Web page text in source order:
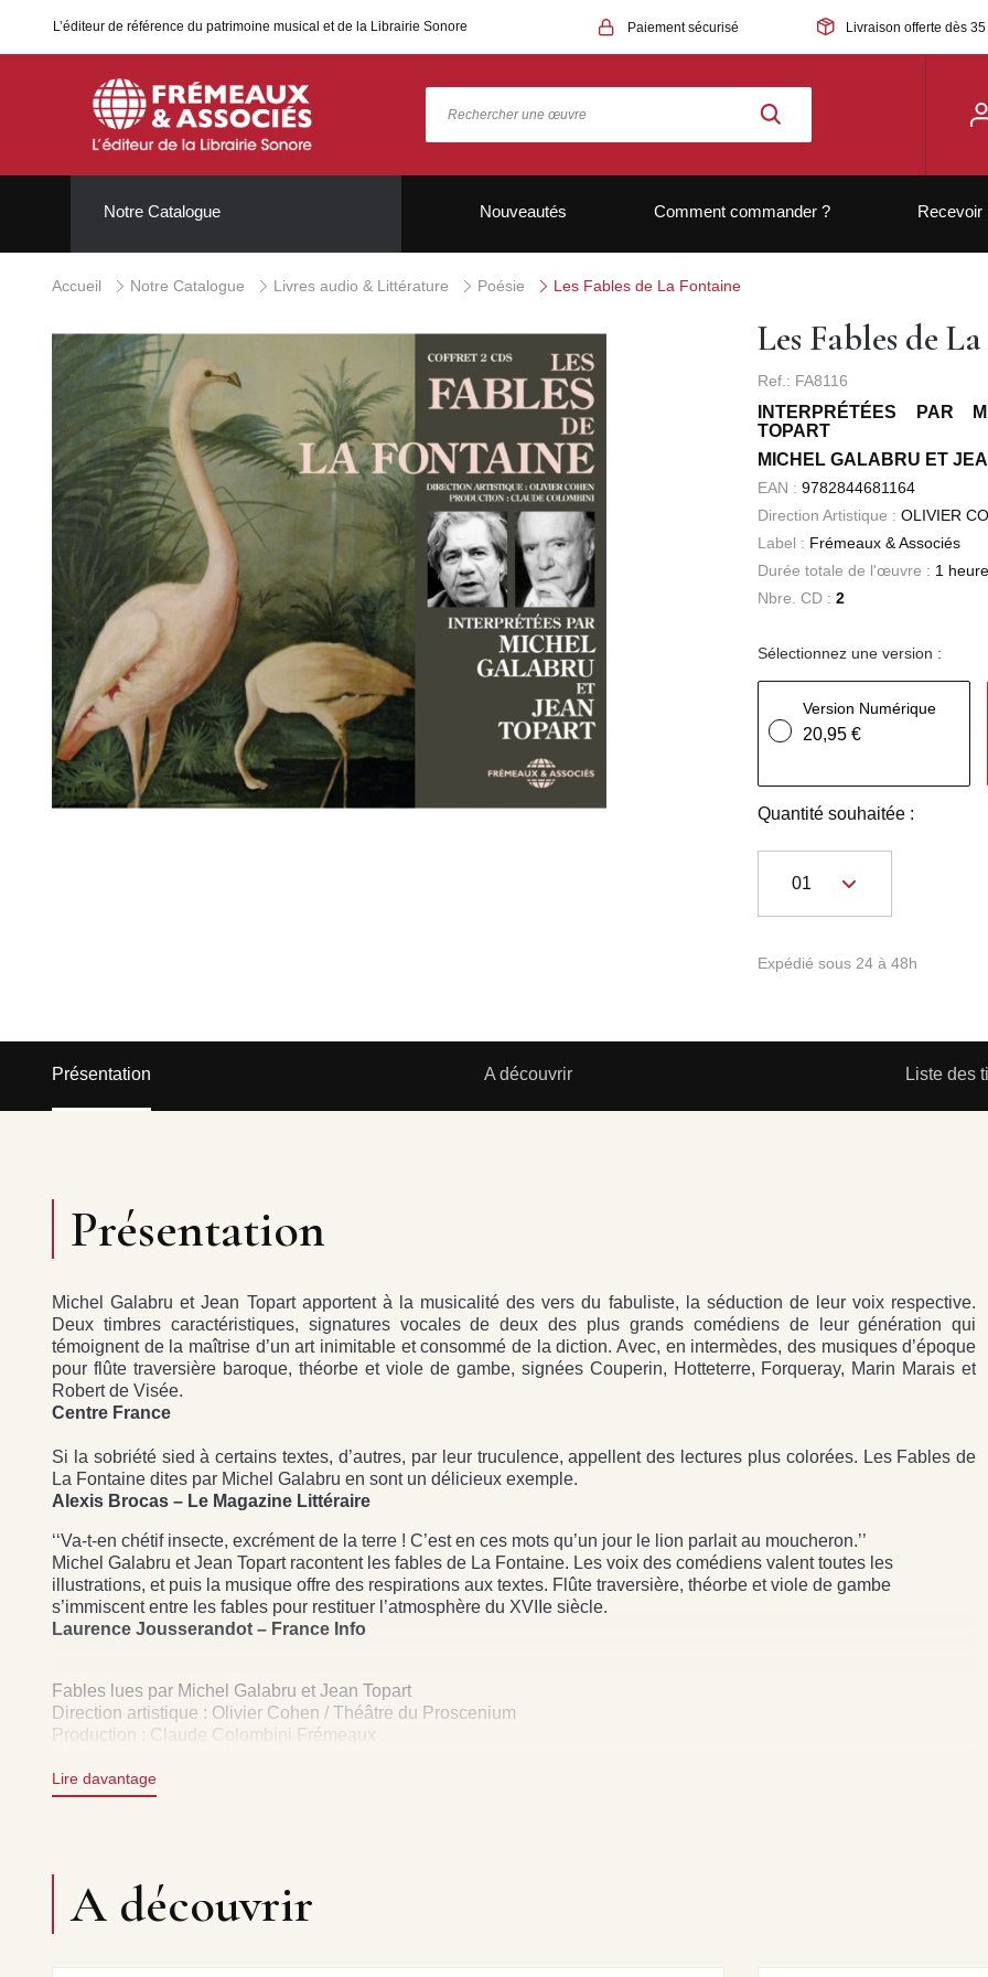
L’éditeur de référence du patrimoine musical et de la Librairie Sonore Paiement sécurisé Livraison offerte dès
Notre Catalogue Nouveautés Comment commander ? Recevoir
Accueil Notre Catalogue Livres audio & Littérature Poésie Les Fables de La Fontaine
Les Fables de
Ref.: FA8116
INTERPRÉTÉES PAR
TOPART
MICHEL GALABRU ET
EAN : 9782844681164
Direction Artistique : OLIVIER
Label : Frémeaux & Associés
Durée totale de l'œuvre : 1
Nbre. CD : 2
Sélectionnez une version :
Version Numérique
20,95 €
Quantité souhaitée :
Expédié sous 24 à 48h
Présentation A découvrir Liste des
Présentation
Michel Galabru et Jean Topart apportent à la musicalité des vers du fabuliste, la séduction de leur voix respective.
Deux timbres caractéristiques, signatures vocales de deux des plus grands comédiens de leur génération qui
témoignent de la maîtrise d’un art inimitable et consommé de la diction. Avec, en intermèdes, des musiques d’époque
pour flûte traversière baroque, théorbe et viole de gambe, signées Couperin, Hotteterre, Forqueray, Marin Marais et
Robert de Visée.
Centre France
Si la sobriété sied à certains textes, d’autres, par leur truculence, appellent des lectures plus colorées. Les Fables de
La Fontaine dites par Michel Galabru en sont un délicieux exemple.
Alexis Brocas – Le Magazine Littéraire
‘‘Va-t-en chétif insecte, excrément de la terre ! C’est en ces mots qu’un jour le lion parlait au moucheron.’’
Michel Galabru et Jean Topart racontent les fables de La Fontaine. Les voix des comédiens valent toutes les
illustrations, et puis la musique offre des respirations aux textes. Flûte traversière, théorbe et viole de gambe
s’immiscent entre les fables pour restituer l’atmosphère du XVIIe siècle.
Laurence Jousserandot – France Info
Fables lues par Michel Galabru et Jean Topart
Direction artistique : Olivier Cohen / Théâtre du Proscenium
Production : Claude Colombini Frémeaux
Théorbe : Claire Antonini
Viole de Gambe : Emmanuelle Guigues
CD1 : LE CORBEAU ET LE RENARD - J. TOPART • LA CIGALE ET LA FOURMI - M. GALABRU • LE LOUP ET LE
CHIEN - J. TOPART • LA GRENOUILLE QUI VEUT SE FAIRE AUSSI GROSSE QUE LE BOEUF - M. GALABRU • LE
Lire davantage
A découvrir